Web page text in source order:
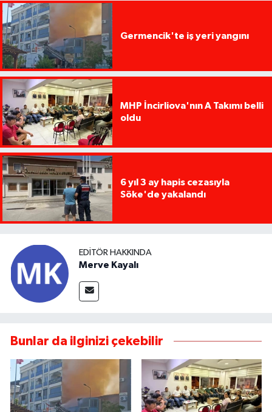
Germencik'te iş yeri yangını
MHP İncirliova'nın A Takımı belli
oldu
6 yıl 3 ay hapis cezasıyla
Söke'de yakalandı
EDITÖR HAKKINDA
Merve Kayalı
Bunlar da ilginizi çekebilir